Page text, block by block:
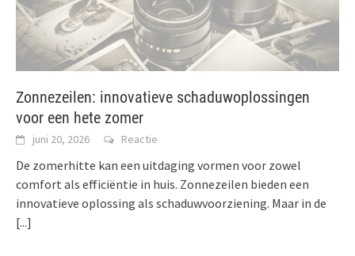
Zonnezeilen: innovatieve schaduwoplossingen
voor een hete zomer
juni 20, 2026 Reactie
De zomerhitte kan een uitdaging vormen voor zowel
comfort als efficiëntie in huis. Zonnezeilen bieden een
innovatieve oplossing als schaduwvoorziening. Maar in de
[...]